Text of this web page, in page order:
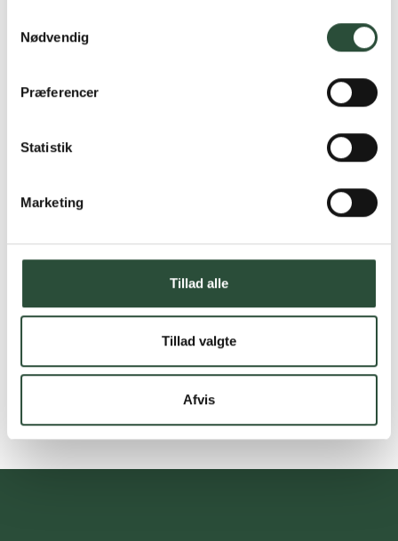
Nødvendig
Præferencer
Statistik
Marketing
Tillad alle
Tillad valgte
Afvis